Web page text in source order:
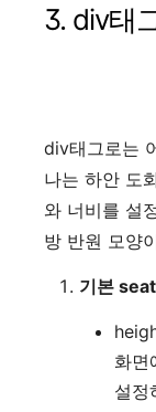
3. div태
div태그로는
나는 하안 도
와 너비를 설
방 반원 모양
기본
화면
설정